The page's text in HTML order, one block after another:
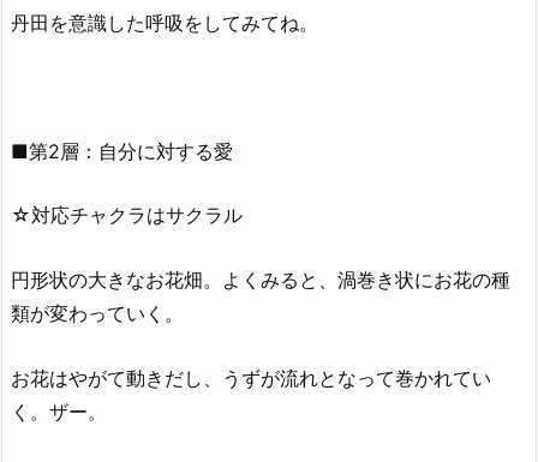
丹田を意識した呼吸をしてみてね。
■第2層：自分に対する愛
☆対応チャクラはサクラル
円形状の大きなお花畑。よくみると、渦巻き状にお花の種
類が変わっていく。
お花はやがて動きだし、うずが流れとなって巻かれてい
く。ザー。